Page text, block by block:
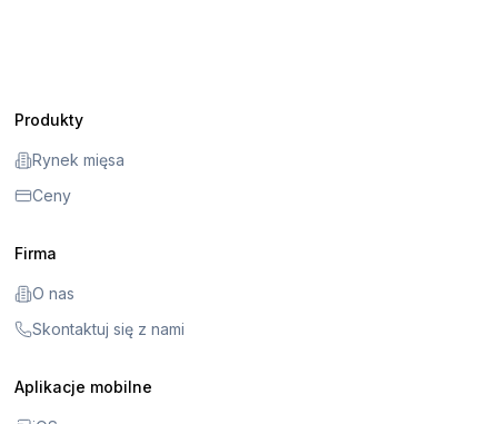
Produkty
Rynek mięsa
Ceny
Firma
O nas
Skontaktuj się z nami
Aplikacje mobilne